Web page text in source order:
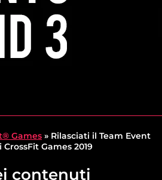
Games » Rilasciati il Team Event
Games 2019
contenuti